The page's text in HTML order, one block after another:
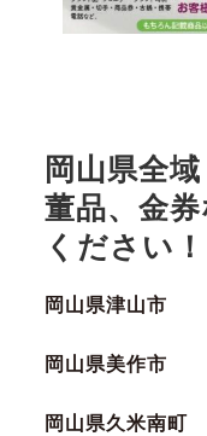
岡山県全
董品、金
ください！
岡山県津山市
岡山県美作市
岡山県久米南町